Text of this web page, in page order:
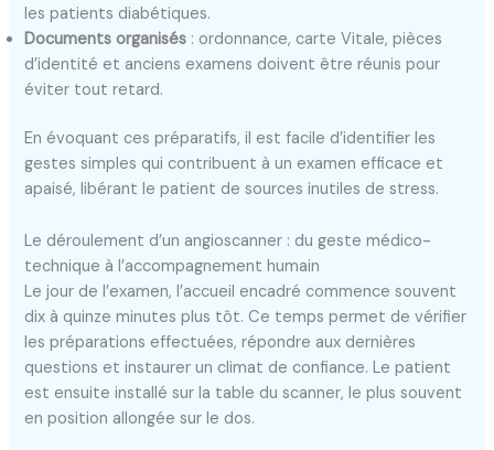
les patients diabétiques.
Documents organisés : ordonnance, carte Vitale, pièces
d’identité et anciens examens doivent être réunis pour
éviter tout retard.
En évoquant ces préparatifs, il est facile d’identifier les
gestes simples qui contribuent à un examen efficace et
apaisé, libérant le patient de sources inutiles de stress.
Le déroulement d’un angioscanner : du geste médico-
technique à l’accompagnement humain
Le jour de l’examen, l’accueil encadré commence souvent
dix à quinze minutes plus tôt. Ce temps permet de vérifier
les préparations effectuées, répondre aux dernières
questions et instaurer un climat de confiance. Le patient
est ensuite installé sur la table du scanner, le plus souvent
en position allongée sur le dos.